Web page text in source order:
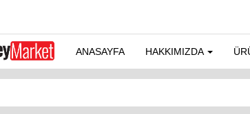
ANASAYFA HAKKIMIZDA